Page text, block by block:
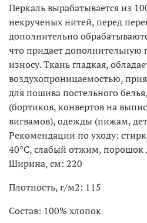
Перкаль вырабатывается из
некрученых нитей, перед
дополнительно
что придает дополнительную
износу. Ткань гладкая,
воздухопроницаемостью,
для пошива постельного
(бортиков, конвертов на
вигвамов), одежды (пижам,
Рекомендации по уходу:
40°С, слабый отжим, порошок
Ширина, см: 220
Плотность, г/м2: 115
Состав: 100% хлопок